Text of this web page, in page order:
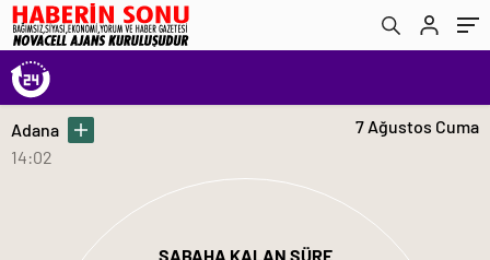
Adana
14:02
SABAHA KALAN SÜRE
7 Ağustos Cuma